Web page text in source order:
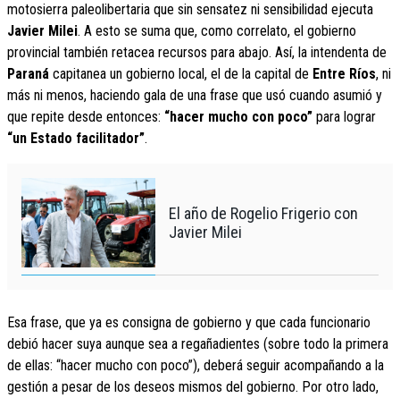
motosierra paleolibertaria que sin sensatez ni sensibilidad ejecuta
Javier Milei. A esto se suma que, como correlato, el gobierno
provincial también retacea recursos para abajo. Así, la intendenta de
Paraná capitanea un gobierno local, el de la capital de Entre Ríos, ni
más ni menos, haciendo gala de una frase que usó cuando asumió y
que repite desde entonces: “hacer mucho con poco” para lograr
“un Estado facilitador”.
El año de Rogelio Frigerio con
Javier Milei
Esa frase, que ya es consigna de gobierno y que cada funcionario
debió hacer suya aunque sea a regañadientes (sobre todo la primera
de ellas: “hacer mucho con poco”), deberá seguir acompañando a la
gestión a pesar de los deseos mismos del gobierno. Por otro lado,